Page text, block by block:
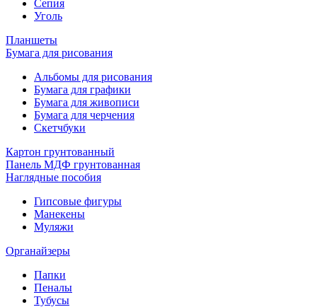
Сепия
Уголь
Планшеты
Бумага для рисования
Альбомы для рисования
Бумага для графики
Бумага для живописи
Бумага для черчения
Скетчбуки
Картон грунтованный
Панель МДФ грунтованная
Наглядные пособия
Гипсовые фигуры
Манекены
Муляжи
Органайзеры
Папки
Пеналы
Тубусы